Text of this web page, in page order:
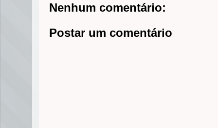
Nenhum comentário:
Postar um comentário